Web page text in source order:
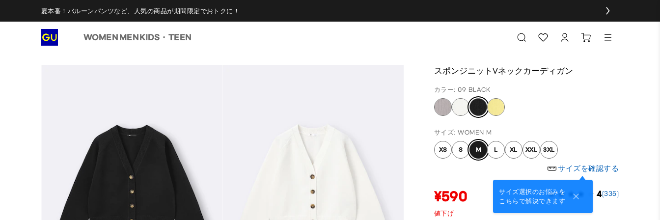
夏本番！バルーンパンツなど、人気の商品が期間限定でおトクに！
WOMEN MENKIDS・TEEN
スポンジニットVネックカーディガン
カラー: 09 BLACK
サイズ: WOMEN M
XS S M L XL XXL 3XL
サイズを確認する
サイズ選択のお悩みを
こちらで解決できます
¥590 4(335)
値下げ